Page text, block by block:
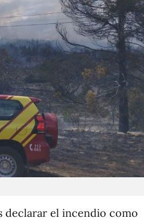
declarar el incendio como